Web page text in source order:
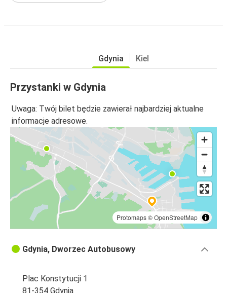
Gdynia Kiel
Przystanki w Gdynia
Uwaga: Twój bilet będzie zawierał najbardziej aktualne
informacje adresowe.
Protomaps©OpenStreetMap
Gdynia, Dworzec Autobusowy
Plac Konstytucji 1
81-354 Gdynia